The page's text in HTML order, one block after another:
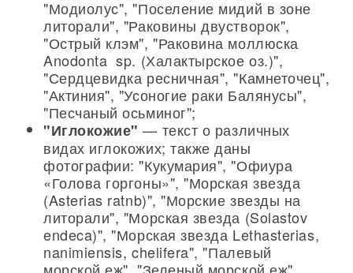
"Модиолус", "Поселение мидий в зоне
литорали", "Раковины двустворок",
"Острый клэм", "Раковина моллюска
Anodonta sp. (Халактырское оз.)",
"Сердцевидка ресничная", "Камнеточец",
"Актиния", "Усоногие раки Балянусы",
"Песчаный осьминог";
"Иглокожие" — текст о различных
видах иглокожих; также даны
фотографии: "Кукумария", "Офиура
«Голова горгоны»", "Морская звезда
(Asterias ratnb)", "Морские звезды на
литорали", "Морская звезда (Solastov
endeca)", "Морская звезда Lethasterias,
nanimiensis, chelifera", "Палевый